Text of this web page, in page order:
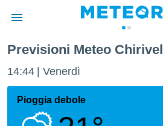
di
Previsioni Meteo Chirivel
14:44 Venerdì
Pioggia debole